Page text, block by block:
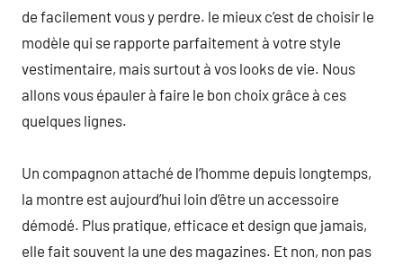
de facilement vous y perdre. le mieux c’est de choisir le
modèle qui se rapporte parfaitement à votre style
vestimentaire, mais surtout à vos looks de vie. Nous
allons vous épauler à faire le bon choix grâce à ces
quelques lignes.
Un compagnon attaché de l’homme depuis longtemps,
la montre est aujourd’hui loin d’être un accessoire
démodé. Plus pratique, efficace et design que jamais,
elle fait souvent la une des magazines. Et non, non pas